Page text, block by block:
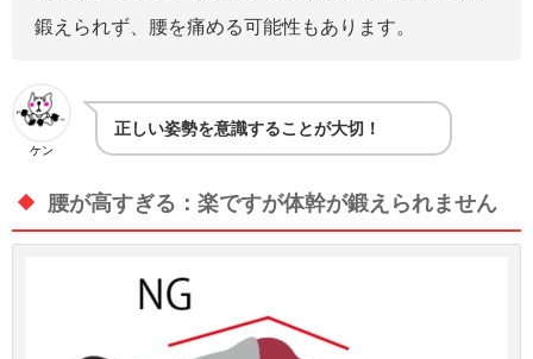
鍛えられず、腰を痛める可能性もあります。
ケン
正しい姿勢を意識することが大切！
腰が高すぎる：楽ですが体幹が鍛えられません